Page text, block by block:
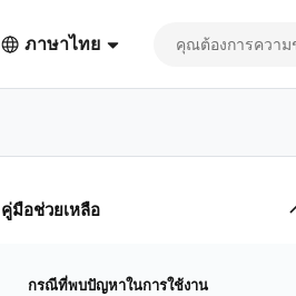
ภาษาไทย
คู่มือช่วยเหลือ
กรณีที่พบปัญหาในการใช้งาน